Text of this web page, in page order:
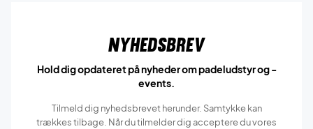
Nyhedsbrev
Hold dig opdateret på nyheder om padeludstyr og -
events.
Tilmeld dig nyhedsbrevet herunder. Samtykke kan
trækkes tilbage. Når du tilmelder dig acceptere du vores